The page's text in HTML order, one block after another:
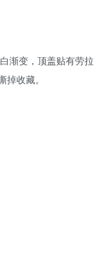
渐变，顶盖贴有劳拉
收藏。